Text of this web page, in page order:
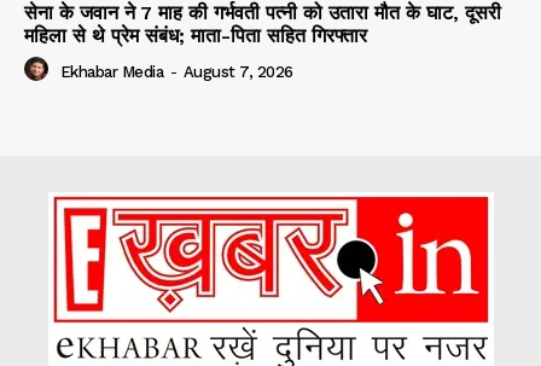
सेना के जवान ने 7 माह की गर्भवती पत्नी को उतारा मौत के घाट, दूसरी
महिला से थे प्रेम संबंध; माता-पिता सहित गिरफ्तार
Ekhabar Media - August 7, 2026